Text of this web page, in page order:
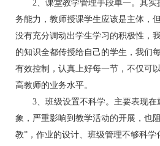
2、课堂教学管理手段单一。其实
务能力，教师授课学生应该是主体，
没有充分调动出学生学习的积极性，
的知识全都传授给自己的学生，我们
有效控制，认真上好每一节，不仅可
高教师的业务水平。
3、班级设置不科学。主要表现在
象，严重影响到教学活动的开展，也
教”，作业的设计、班级管理不够科